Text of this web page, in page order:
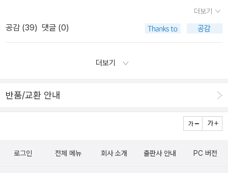
강명수 옮김 《갈매기》 (지만지드라마, 2009년) 2014년에 문을 연
‘안똔 체홉 극장(ACDC)’은 매년 체호프의 장막극과 단막극, 그리고
은 매혹적인 여자 한 사람에게 휘둘리는 두 남자의 욕망과 허세가 많
만든 극단 이름은 원작 제목과 비슷한 ‘창작집단 진창’이다. 소극장과
* 안톤 체호프, 김규종 옮김 《체호프 희곡 전집》 (시공사, 2010년)
선하여 서른 두 편의 장⦁단편(掌⦁短篇)으로 구성되어 있는데, 특히
내적 화자가 지닌 의미의 유사성에 따른 작품의 재배치가 돋보인다.
을 주기적으로 찾아 든다. 물론 덤터기만 쓰고 물러날 때도 있지만 그
의 소설들은 서사적 진공상태로 다가와 그 속에서 어떤 기대와 답변
종결(終結)없는 미결이 매혹적일 수도 있다. 내가 답을 만들어가며,
도 있으니 말이다. 친구 ‘오스카 폴락’에게 쓴 위에 인용한 카프카의
로는 '카프카 커넥션' 강의에서 카프카와 벤야민을 주제로 다룬 바 있
는데, 이번에 벤야민의 카프카론이 잘 정리돼 나와 반갑다. 벤야민과
카프카, 더 나아가 현대의 문제를 숙고해볼 수 있는 좋은 입각점을 갖
대문학판의 카프카 단편 전집도 이번에 출간되었다. <프란츠 카프카
>(현대문학). 미발표작까지 망라한 것으로서 솔출판사 전집판의 단
편전집 <변신>(솔)에 준하는 책이다. 비교해서 읽을 수 있다는 게 소
다. 박환던 교수 번역판인데, <소송>이 예전 표기대로 <심판>이란
더보기
공감 (39) 댓글 (0)
더보기
반품/교환 안내
로그인 전체 메뉴 회사 소개 출판사 안내 PC 버전